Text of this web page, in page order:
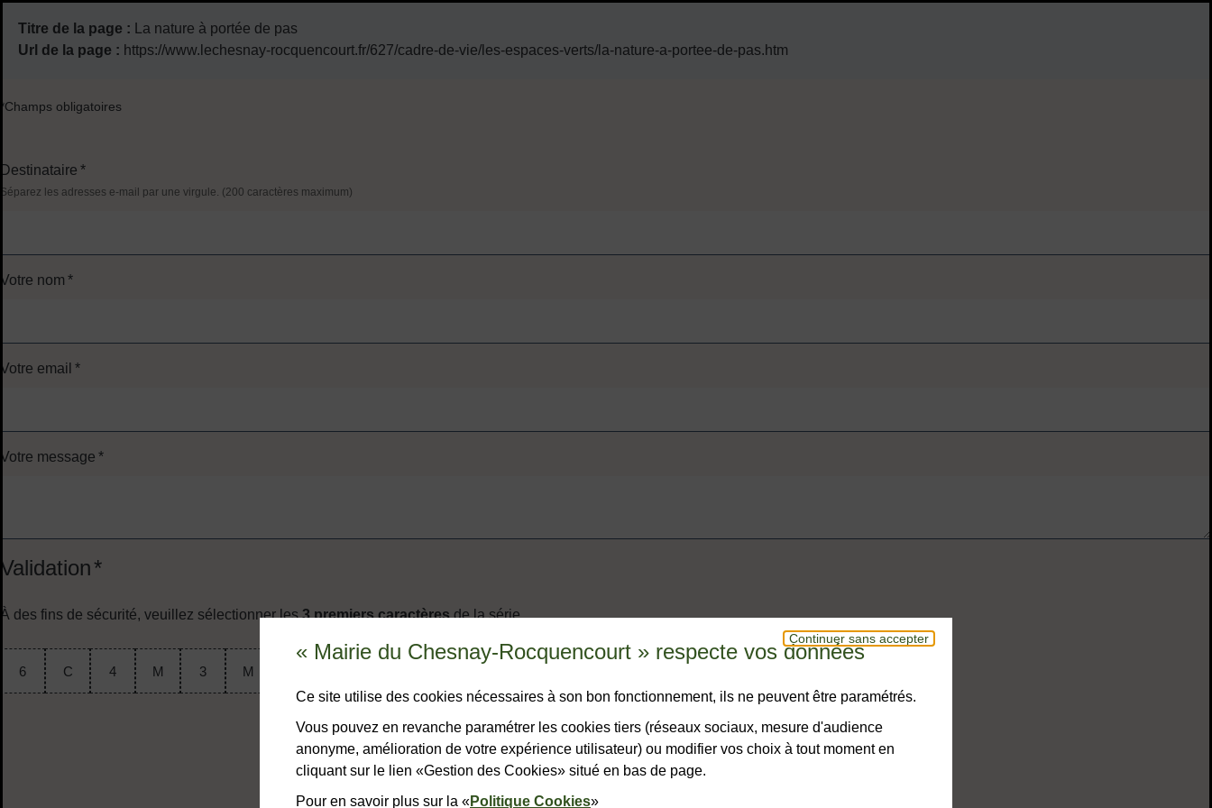
Continuer sans accepter
« Mairie du Chesnay-Rocquencourt » respecte vos données
Ce site utilise des cookies nécessaires à son bon fonctionnement, ils ne peuvent être paramétrés.
Vous pouvez en revanche paramétrer les cookies tiers (réseaux sociaux, mesure d'audience
anonyme, amélioration de votre expérience utilisateur) ou modifier vos choix à tout moment en
cliquant sur le lien «Gestion des Cookies» situé en bas de page.
Pour en savoir plus sur la «Politique Cookies»
Titre de la page : La nature à portée de pas
Url de la page : https://www.lechesnay-rocquencourt.fr/627/cadre-de-vie/les-espaces-verts/la-nature-a-portee-de-pas.htm
*Champs obligatoires
Destinataire *
Séparez les adresses e-mail par une virgule. (200 caractères maximum)
Votre nom *
Votre email *
Votre message *
Validation*
À des fins de sécurité, veuillez sélectionner les3 premiers caractèresde la série.
6 C 4 M 3 M
VALIDER